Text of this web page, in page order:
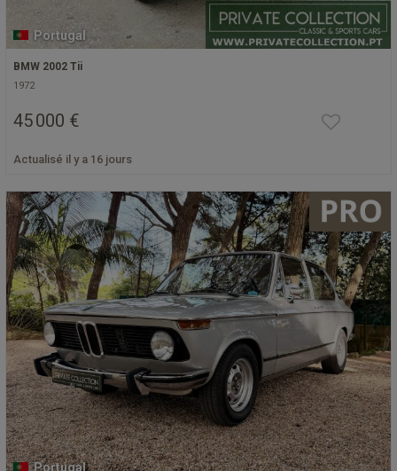
Portugal
BMW 2002 Tii
1972
45 000 €
Actualisé il y a 16 jours
Portugal